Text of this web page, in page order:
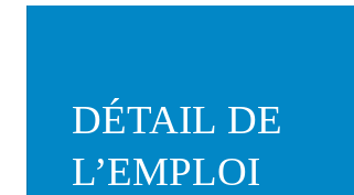
DÉTAIL DE
L’EMPLOI